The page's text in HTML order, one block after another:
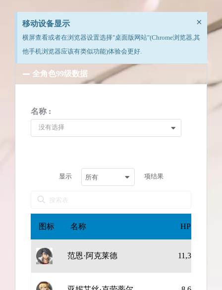
移动设备显示
横屏查看或者在浏览器设置选择"桌面版网站"(Chrome浏览器,其
他手机浏览器应该有类似功能)体验会更好.
×
全角色99级数据
名称 :
没有选择
显示 所有 项结果
图标 名称 HP
范恩·阿克莱德 11,369